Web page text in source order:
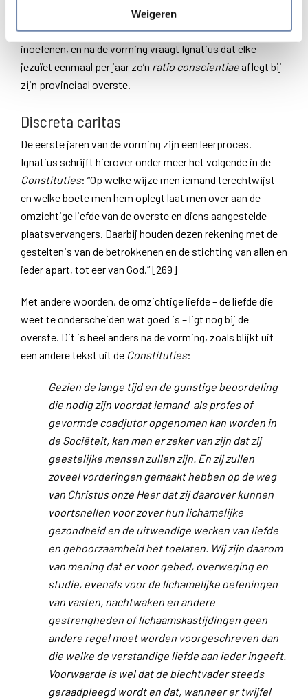
Weigeren
zo’n diep persoonlijk geestelijk gesprek. Na zijn noviciaat
zal hij nog tweemaal per jaar een dergelijk gesprek kunnen
inoefenen, en na de vorming vraagt Ignatius dat elke
jezuïet eenmaal per jaar zo’n ratio conscientiae aflegt bij
zijn provinciaal overste.
Discreta caritas
De eerste jaren van de vorming zijn een leerproces.
Ignatius schrijft hierover onder meer het volgende in de
Constituties: “Op welke wijze men iemand terechtwijst
en welke boete men hem oplegt laat men over aan de
omzichtige liefde van de overste en diens aangestelde
plaatsvervangers. Daarbij houden dezen rekening met de
gesteltenis van de betrokkenen en de stichting van allen en
ieder apart, tot eer van God.” [269]
Met andere woorden, de omzichtige liefde – de liefde die
weet te onderscheiden wat goed is – ligt nog bij de
overste. Dit is heel anders na de vorming, zoals blijkt uit
een andere tekst uit de Constituties:
Gezien de lange tijd en de gunstige beoordeling
die nodig zijn voordat iemand als profes of
gevormde coadjutor opgenomen kan worden in
de Sociëteit, kan men er zeker van zijn dat zij
geestelijke mensen zullen zijn. En zij zullen
zoveel vorderingen gemaakt hebben op de weg
van Christus onze Heer dat zij daarover kunnen
voortsnellen voor zover hun lichamelijke
gezondheid en de uitwendige werken van liefde
en gehoorzaamheid het toelaten. Wij zijn daarom
van mening dat er voor gebed, overweging en
studie, evenals voor de lichamelijke oefeningen
van vasten, nachtwaken en andere
gestrengheden of lichaamskastijdingen geen
andere regel moet worden voorgeschreven dan
die welke de verstandige liefde aan ieder ingeeft.
Voorwaarde is wel dat de biechtvader steeds
geraadpleegd wordt en dat, wanneer er twijfel